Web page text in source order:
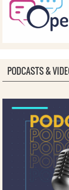
PODCASTS &